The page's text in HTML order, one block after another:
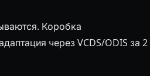
Коробка
через VCDS/ODIS за 2